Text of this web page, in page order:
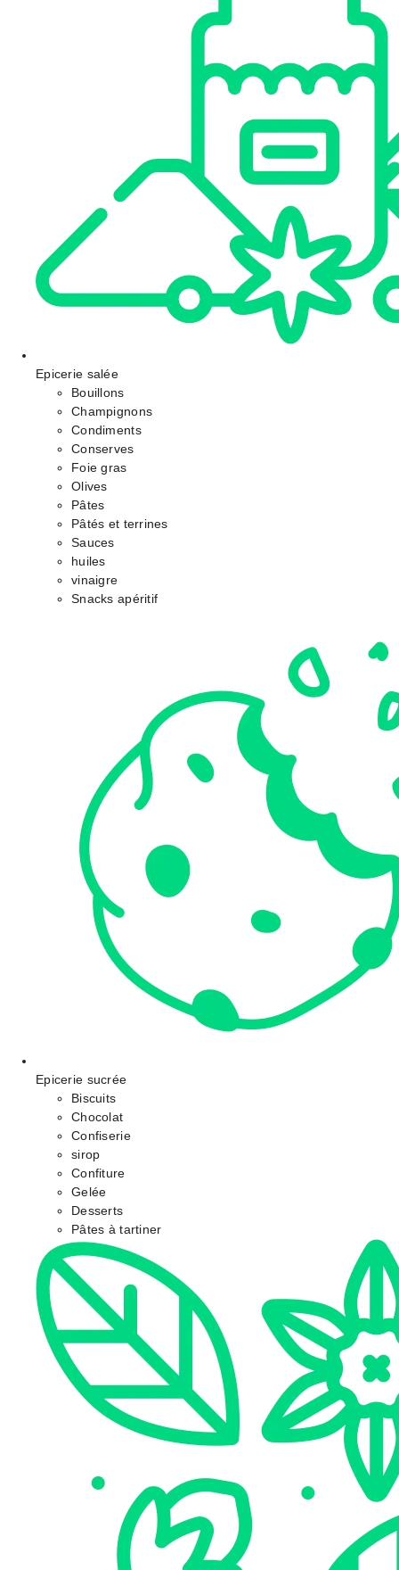
Epicerie salée
Bouillons
Champignons
Condiments
Conserves
Foie gras
Olives
Pâtes
Pâtés et terrines
Sauces
huiles
vinaigre
Snacks apéritif
Epicerie sucrée
Biscuits
Chocolat
Confiserie
sirop
Confiture
Gelée
Desserts
Pâtes à tartiner